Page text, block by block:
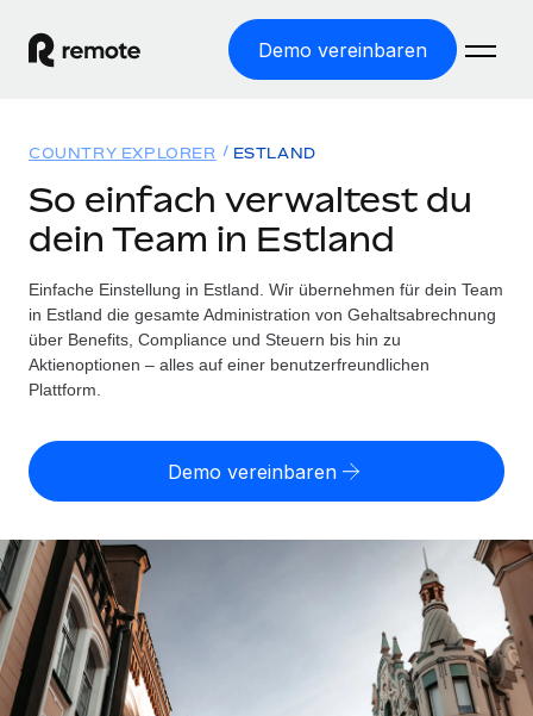
Demo vereinbaren
WELTWEITE BESCHÄFTIGUNG
Globale Payroll
Einfache, rechtssicher Payroll
Employer of Record
Weltweites Wachstum ohne Kosten für Niederlassungen
Contractor of Record
Rechtssichere, weltweite Arbeit mit Freelancer:innen
Globales Onboarding und Verwalten von
Freelancer:innen
PEO
Auslagern von komplexen HR-Aufgaben
Lösungen
WELTWEITE ABDECKUNG
Country Explorer
Länderspezifische Unterstützung bei der Einstellung
Einfache Einstellung in allen US-Bundesstaaten
WACHSTUMSPHASE
Startups
Agile HR- und Payroll-Lösungen für wachsende
Unternehmen
Ressourcen
TOOLS UND RECHNER
Scheinselbstständigkeitsrisiko berechnen
Personalkostenrechner
Gesamtbeschäftigungskosten
Honorarzahlungen berechnen
Informationen zu möglichen Währungen und
Abwicklungsfristen für globale Freelancer:innen
Preise
Nederlands
Français
Deutsch
COUNTRY EXPLORER ESTLAND
So einfach verwaltest du
dein Team in Estland
Einfache Einstellung in Estland. Wir übernehmen für dein Team
in Estland die gesamte Administration von Gehaltsabrechnung
über Benefits, Compliance und Steuern bis hin zu
Aktienoptionen – alles auf einer benutzerfreundlichen
Plattform.
Demo vereinbaren